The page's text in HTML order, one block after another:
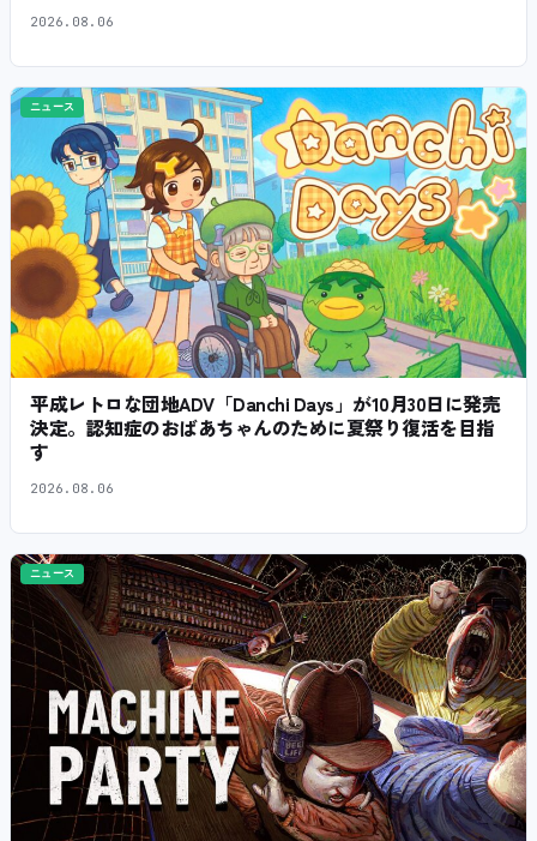
2026.08.06
ニュース
平成レトロな団地ADV「Danchi Days」が10月30日に発売
決定。認知症のおばあちゃんのために夏祭り復活を目指
す
2026.08.06
ニュース